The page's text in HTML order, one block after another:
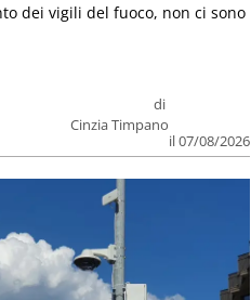
di
Cinzia Timpano
il 07/08/2026
dei vigili del fuoco, non ci sono